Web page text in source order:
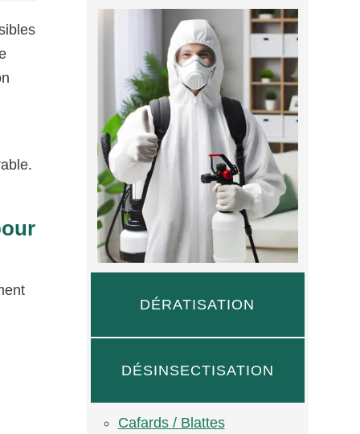
DÉRATISATION
DÉSINSECTISATION
Cafards / Blattes